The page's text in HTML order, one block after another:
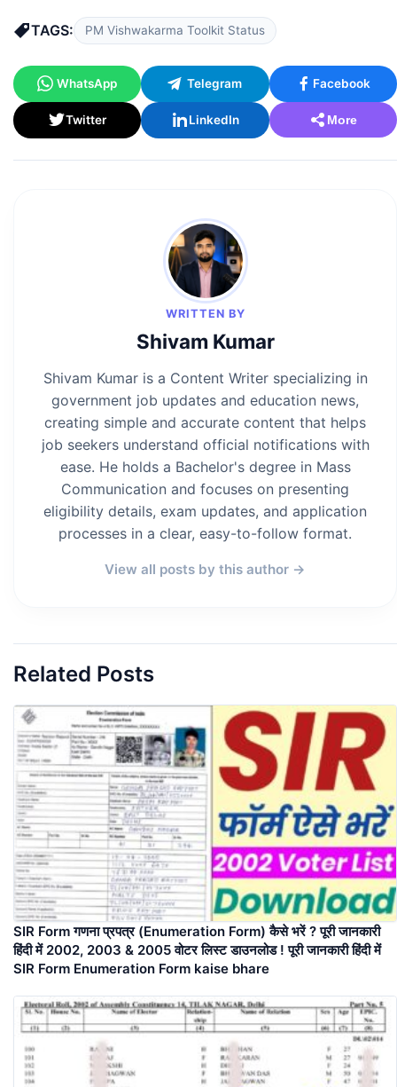
TAGS: PM Vishwakarma Toolkit Status
WhatsApp Telegram Facebook
Twitter LinkedIn More
WRITTEN BY
Shivam Kumar
Shivam Kumar is a Content Writer specializing in
government job updates and education news,
creating simple and accurate content that helps
job seekers understand official notifications with
ease. He holds a Bachelor's degree in Mass
Communication and focuses on presenting
eligibility details, exam updates, and application
processes in a clear, easy-to-follow format.
View all posts by this author →
Related Posts
SIR Form गणना प्रपत्र (Enumeration Form) कैसे भरें ? पूरी जानकारी
हिंदी में 2002, 2003 & 2005 वोटर लिस्ट डाउनलोड ! पूरी जानकारी हिंदी में
SIR Form Enumeration Form kaise bhare